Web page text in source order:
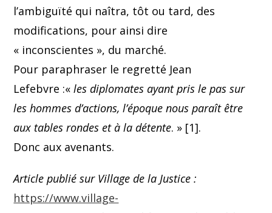
l’ambiguïté qui naîtra, tôt ou tard, des
modifications, pour ainsi dire
« inconscientes », du marché.
Pour paraphraser le regretté Jean
Lefebvre :«les diplomates ayant pris le pas sur
les hommes d’actions, l’époque nous paraît être
aux tables rondes et à la détente. » [1].
Donc aux avenants.
Article publié sur Village de la Justice :
https://www.village-